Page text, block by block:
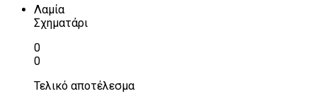
Λαμία
Σχηματάρι
0
0
Τελικό αποτέλεσμα